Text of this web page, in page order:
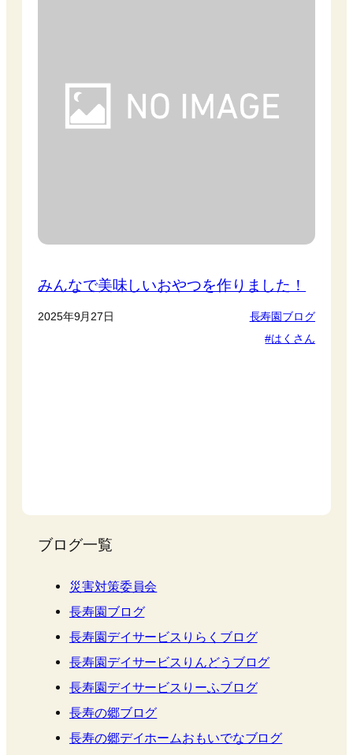
みんなで美味しいおやつを作りました！
2025年9月27日
長寿園ブログ
はくさん
ブログ一覧
災害対策委員会
長寿園ブログ
長寿園デイサービスりらくブログ
長寿園デイサービスりんどうブログ
長寿園デイサービスりーふブログ
長寿の郷ブログ
長寿の郷デイホームおもいでなブログ